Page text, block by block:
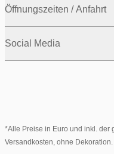
Öffnungszeiten / Anfahrt
Social Media
*Alle Preise in Euro und inkl. der
Versandkosten, ohne